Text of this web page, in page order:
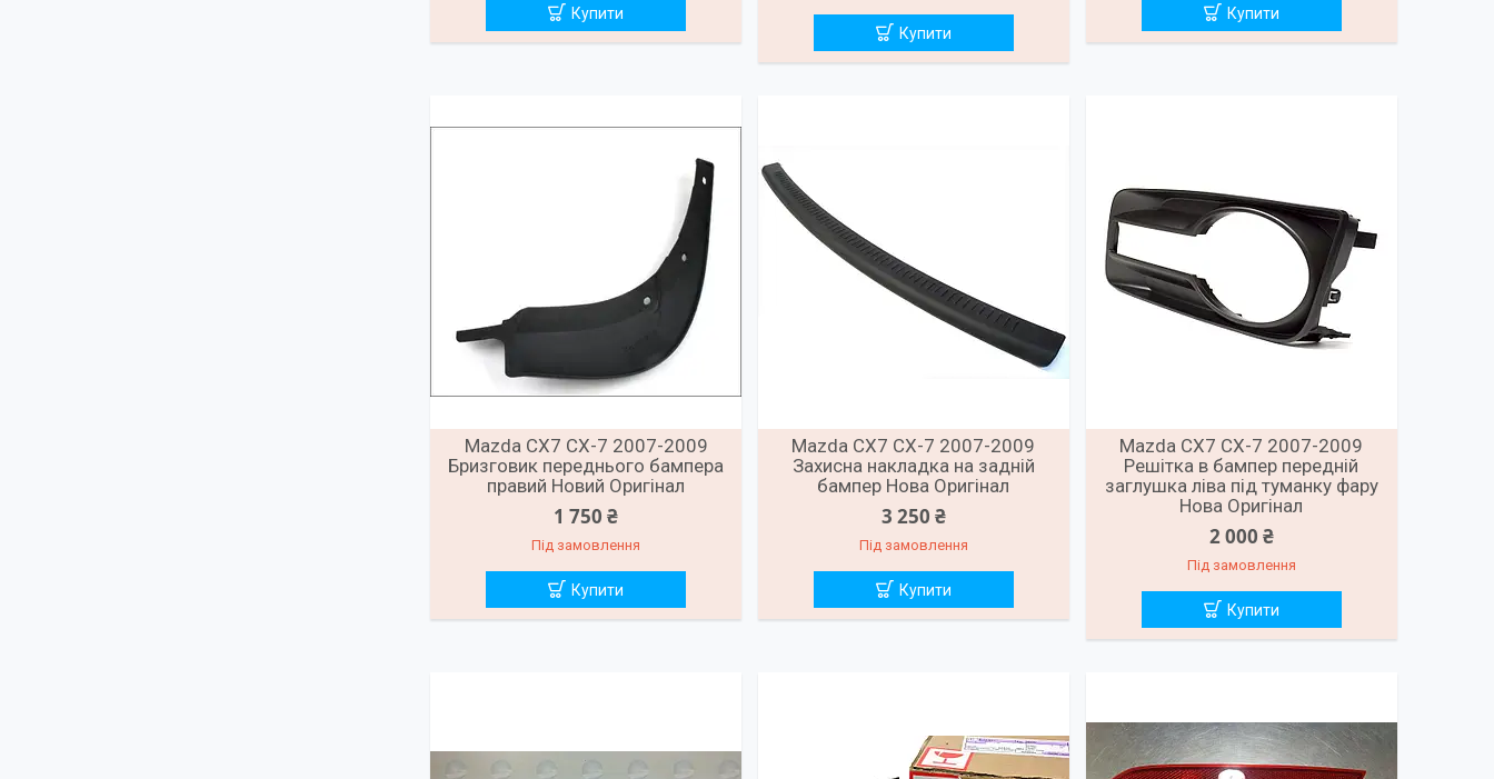
Купити
Купити
Купити
Mazda CX7 CX-7 2007-2009
Бризговик переднього бампера
правий Новий Оригінал
1 750 ₴
Під замовлення
Купити
Mazda CX7 CX-7 2007-2009
Захисна накладка на задній
бампер Нова Оригінал
3 250 ₴
Під замовлення
Купити
Mazda CX7 CX-7 2007-2009
Решітка в бампер передній
заглушка ліва під туманку фару
Нова Оригінал
2 000 ₴
Під замовлення
Купити